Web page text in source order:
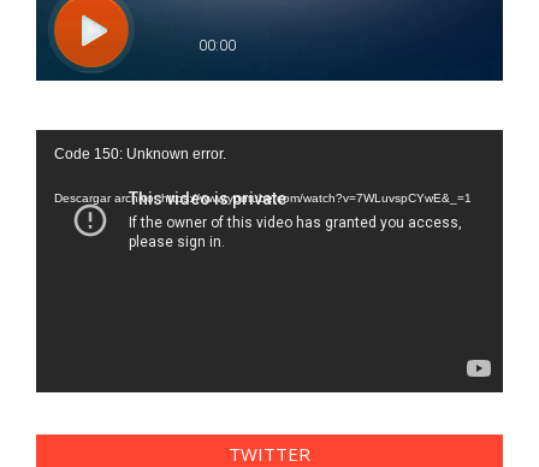
Reproductor
vídeo
Code 150: Unknown error.
Descargar archivo: https://www.youtube.com/watch?v=7WLuvspCYwE&_=1
TWITTER